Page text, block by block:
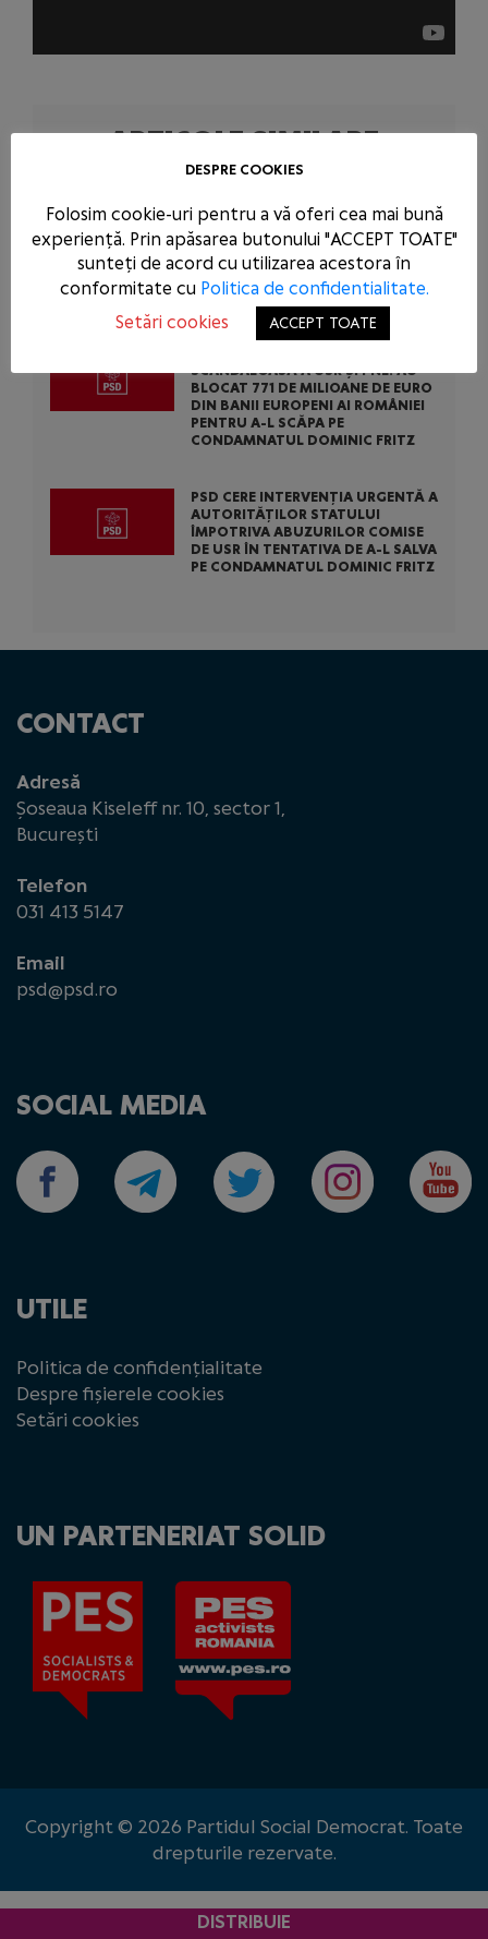
ARTICOLE SIMILARE
NECESITATE ÎN SITUAȚIA DE FORȚĂ
MAJORĂ A ȚĂRII NOASTRE: PSD A
CERUT ACTIVAREA MECANISMULUI
EUROPEAN DE URGENȚĂ! BOLOJAN
ARE OBLIGAȚIA SĂ SUSȚINĂ
CAUZA ROMÂNIEI LA BRUXELLES!
SCANDALOASĂ A USR ȘI PNL: AU
BLOCAT 771 DE MILIOANE DE EURO
DIN BANII EUROPENI AI ROMÂNIEI
PENTRU A-L SCĂPA PE
CONDAMNATUL DOMINIC FRITZ
PSD CERE INTERVENȚIA URGENTĂ A
AUTORITĂȚILOR STATULUI
ÎMPOTRIVA ABUZURILOR COMISE
DE USR ÎN TENTATIVA DE A-L SALVA
PE CONDAMNATUL DOMINIC FRITZ
CONTACT
Adresă
Șoseaua Kiseleff nr. 10, sector 1,
București
Telefon
031 413 5147
Email
psd@psd.ro
SOCIAL MEDIA
UTILE
Politica de confidențialitate
Despre fișierele cookies
Setări cookies
UN PARTENERIAT SOLID
Copyright © 2026 Partidul Social Democrat. Toate
drepturile rezervate.
DESPRE COOKIES
Folosim cookie-uri pentru a vă oferi cea mai bună
experiență. Prin apăsarea butonului "ACCEPT TOATE"
sunteți de acord cu utilizarea acestora în
conformitate cu Politica de confidentialitate.
Setări cookies
ACCEPT TOATE
DISTRIBUIE